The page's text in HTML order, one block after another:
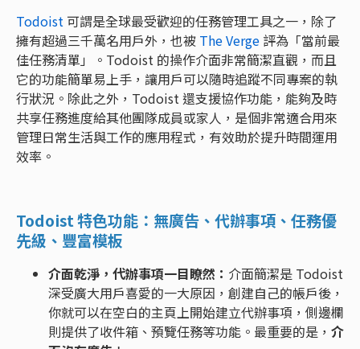
Todoist 可謂是全球最受歡迎的任務管理工具之一，除了
擁有超過三千萬名用戶外，也被 The Verge 評為「當前最
佳任務清單」。Todoist 的操作介面非常簡潔直觀，而且
它的功能簡單易上手，讓用戶可以隨時追蹤不同專案的執
行狀況。除此之外，Todoist 還支援協作功能，能夠及時
共享任務進度給其他團隊成員或家人，是個非常適合用來
管理日常生活與工作的應用程式，有效助於提升時間運用
效率。
Todoist 特色功能：無廣告、代辦事項、任務優
先級、豐富模板
介面乾淨，代辦事項一目瞭然： 介面簡潔是 Todoist
深受廣大用戶喜愛的一大原因，創建自己的帳戶後，
你就可以在空白的主頁上開始建立代辦事項，側邊欄
則提供了收件箱、預覽任務等功能。最重要的是， 介